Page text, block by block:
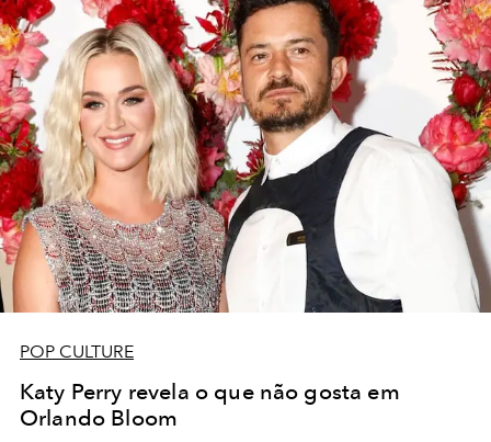
POP CULTURE
Katy Perry revela o que não gosta em
Orlando Bloom